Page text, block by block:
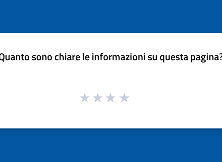
sono chiare le informazioni su questa